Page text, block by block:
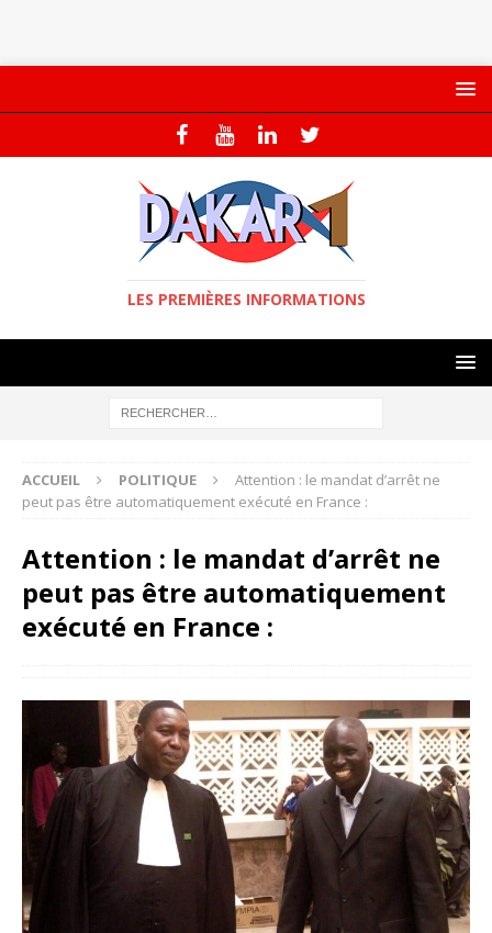
LES PREMIÈRES INFORMATIONS
ACCUEIL POLITIQUE
Attention : le mandat d’arrêt ne
peut pas être automatiquement exécuté en France :
Attention : le mandat d’arrêt ne
peut pas être automatiquement
exécuté en France :